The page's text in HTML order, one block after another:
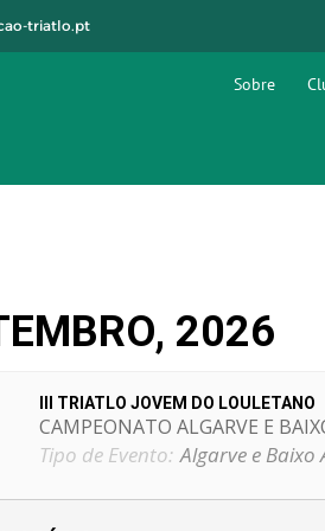
triatlo.pt
Sobre
2026
III TRIATLO JOVEM DO LOULETANO
CAMPEONATO ALGARVE E
Tipo de Evento: Algarve e Baixo